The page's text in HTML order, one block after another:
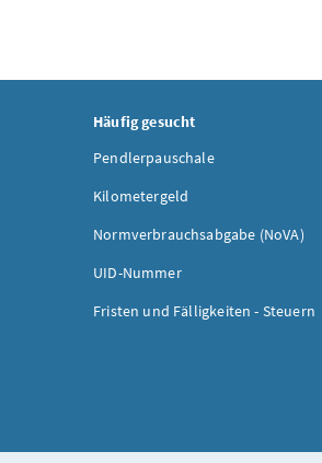
Häufig gesucht
Pendlerpauschale
Kilometergeld
Normverbrauchsabgabe (NoVA)
UID-Nummer
Fristen und Fälligkeiten - Steuern